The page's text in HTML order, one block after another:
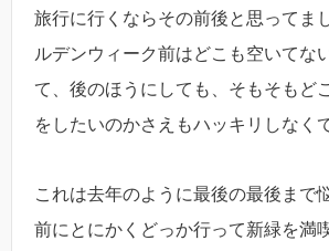
旅行に行くならその前後と思ってま
ルデンウィーク前はどこも空いてな
て、後のほうにしても、そもそもど
をしたいのかさえもハッキリしなくて
これは去年のように最後の最後まで
前にとにかくどっか行って新緑を満